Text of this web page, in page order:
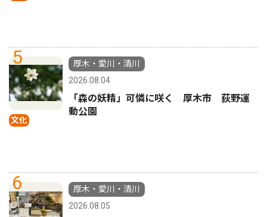
5
文化
厚木・愛川・清川
2026.08.04
「森の妖精」可憐に咲く 厚木市 荻野運
動公園
6
厚木・愛川・清川
2026.08.05